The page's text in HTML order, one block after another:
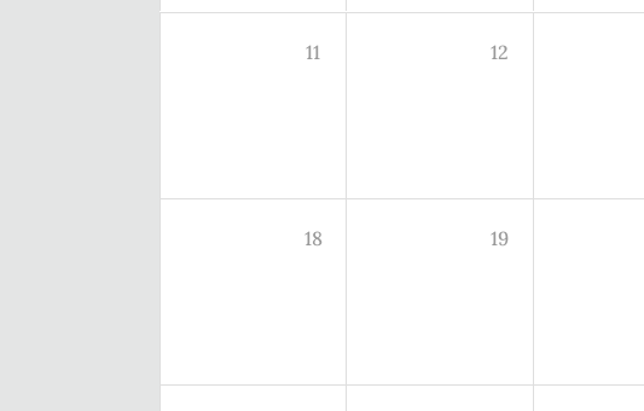
11 12
18 19